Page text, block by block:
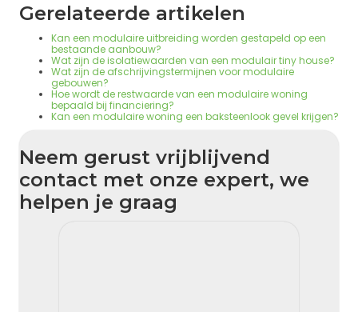
Gerelateerde artikelen
Kan een modulaire uitbreiding worden gestapeld op een
bestaande aanbouw?
Wat zijn de isolatiewaarden van een modulair tiny house?
Wat zijn de afschrijvingstermijnen voor modulaire
gebouwen?
Hoe wordt de restwaarde van een modulaire woning
bepaald bij financiering?
Kan een modulaire woning een baksteenlook gevel krijgen?
Neem gerust vrijblijvend
contact met onze expert, we
helpen je graag